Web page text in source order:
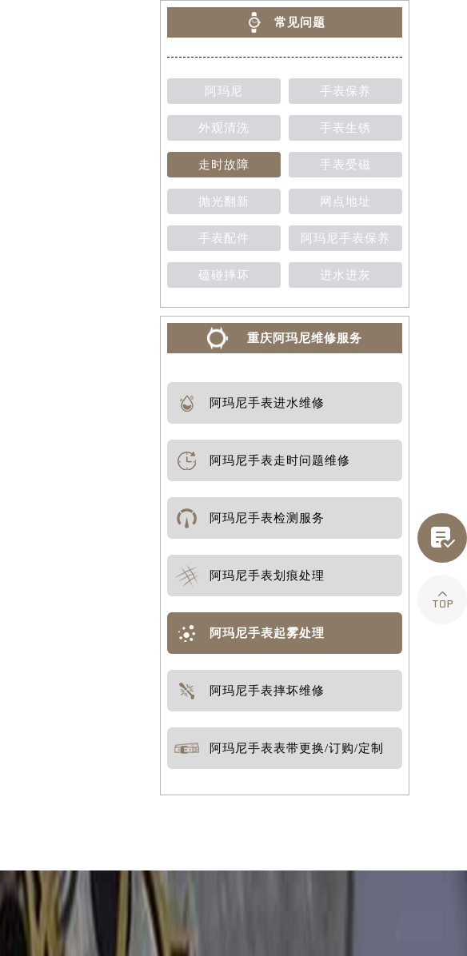
常见问题
阿玛尼 手表保养
外观清洗 手表生锈
走时故障 手表受磁
抛光翻新 网点地址
手表配件 阿玛尼手表保养
磕碰摔坏 进水进灰
重庆阿玛尼维修服务
阿玛尼手表进水维修
阿玛尼手表走时问题维修
阿玛尼手表检测服务
阿玛尼手表划痕处理
阿玛尼手表起雾处理
阿玛尼手表摔坏维修
阿玛尼手表表带更换/订购/定制

